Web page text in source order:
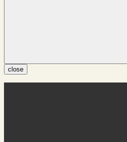
close